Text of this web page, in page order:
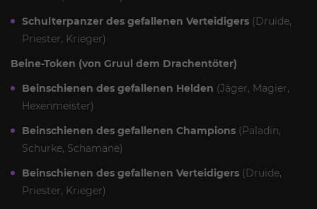
Schulterpanzer des gefallenen Verteidigers (Druide,
Priester, Krieger)
Beine-Token (von Gruul dem Drachentöter)
Beinschienen des gefallenen Helden (Jäger, Magier,
Hexenmeister)
Beinschienen des gefallenen Champions (Paladin,
Schurke, Schamane)
Beinschienen des gefallenen Verteidigers (Druide,
Priester, Krieger)